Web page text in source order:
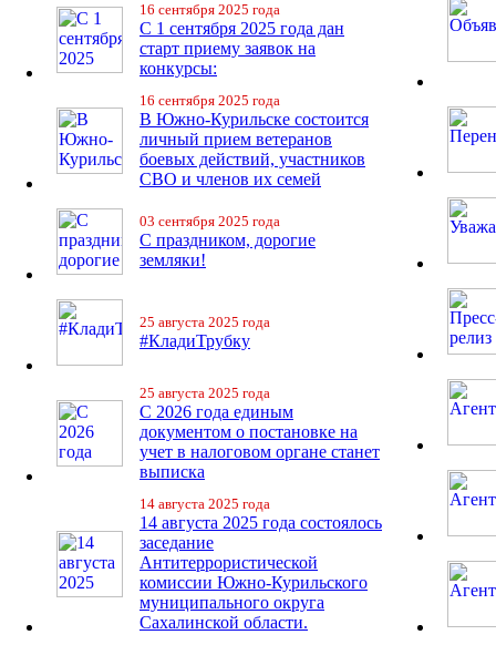
16 сентября 2025 года
С 1 сентября 2025 года дан
старт приему заявок на
конкурсы:
16 сентября 2025 года
В Южно-Курильске состоится
личный прием ветеранов
боевых действий, участников
СВО и членов их семей
03 сентября 2025 года
С праздником, дорогие
земляки!
25 августа 2025 года
#КладиТрубку
25 августа 2025 года
С 2026 года единым
документом о постановке на
учет в налоговом органе станет
выписка
14 августа 2025 года
14 августа 2025 года состоялось
заседание
Антитеррористической
комиссии Южно-Курильского
муниципального округа
Сахалинской области.